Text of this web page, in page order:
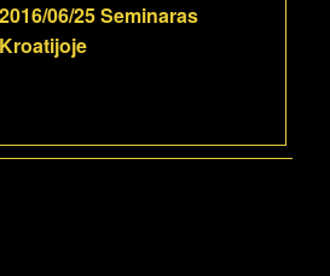
2016/06/25 Seminaras
Kroatijoje